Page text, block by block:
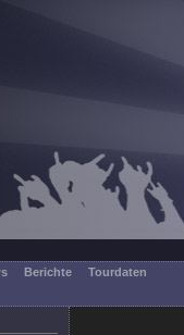
Berichte Tourdaten